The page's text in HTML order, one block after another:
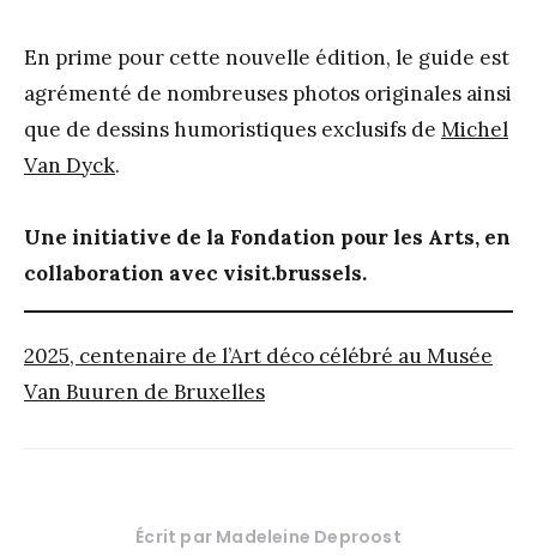
En prime pour cette nouvelle édition, le guide est
agrémenté de nombreuses photos originales ainsi
que de dessins humoristiques exclusifs de Michel
Van Dyck.
Une initiative de la Fondation pour les Arts, en
collaboration avec visit.brussels.
2025, centenaire de l’Art déco célébré au Musée
Van Buuren de Bruxelles
Écrit par Madeleine Deproost